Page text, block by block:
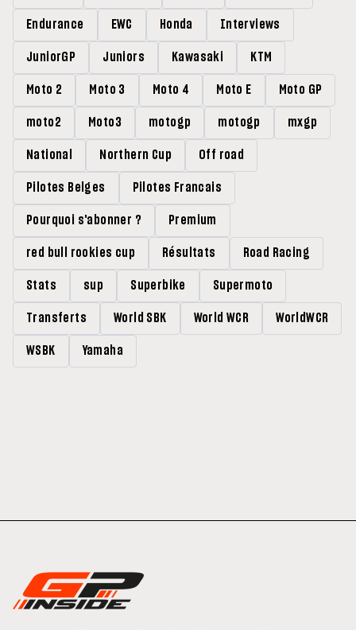
Endurance EWC Honda Interviews
JuniorGP Juniors Kawasaki KTM
Moto 2 Moto 3 Moto 4 Moto E Moto GP
moto2 Moto3 motogp motogp mxgp
National Northern Cup Off road
Pilotes Belges Pilotes Francais
Pourquoi s'abonner ? Premium
red bull rookies cup Résultats Road Racing
Stats sup Superbike Supermoto
Transferts World SBK World WCR WorldWCR
WSBK Yamaha